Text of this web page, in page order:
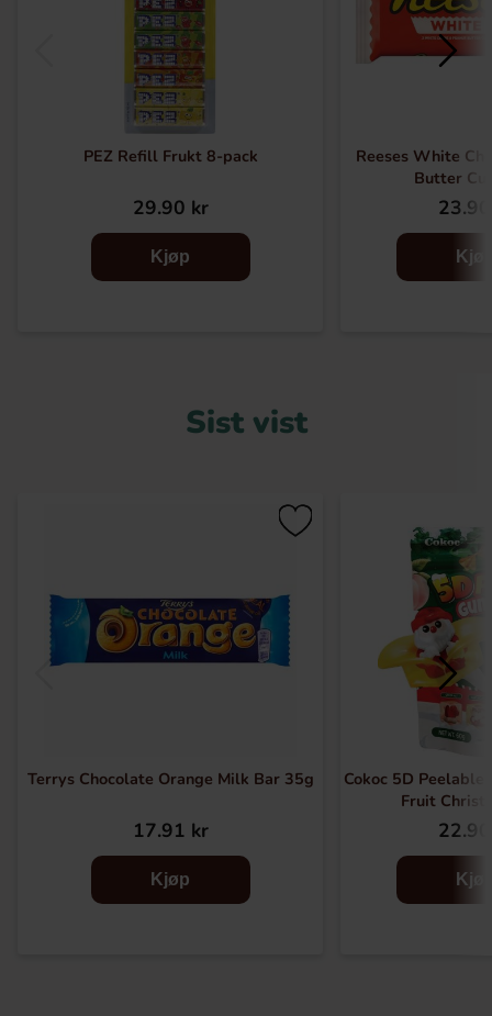
PEZ Refill Frukt 8-pack
29.90 kr
Kjøp
Reeses White
Butter
Sist vist
Terrys Chocolate Orange Milk Bar 35g
17.91 kr
Kjøp
Cokoc 5D Peelable
Fruit